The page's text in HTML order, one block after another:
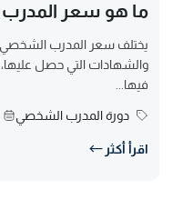
ما هو سعر المدرب
يختلف سعر المدرب الشخصي،
والشهادات التي حصل عليها،
فيها...
دورة المدرب الشخصي
اقرأ أكثر